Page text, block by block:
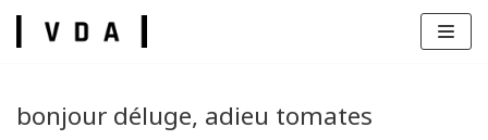
Skip
bonjour déluge, adieu tomates